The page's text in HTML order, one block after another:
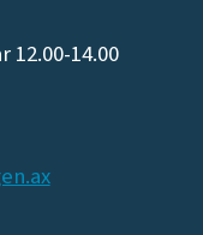
14.00